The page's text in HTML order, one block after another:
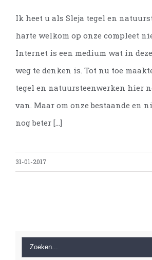
Compleet nieuwe
Ik heet u als Sleja tegel en
harte welkom op onze compleet
Internet is een medium wat in
weg te denken is. Tot nu toe
tegel en natuursteenwerken hier
van. Maar om onze bestaande en
nog beter [...]
31-01-2017